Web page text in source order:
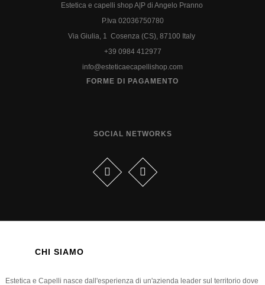
Estetica e capelli shop A|P di Angelo Pranno
P.Iva 02036750780
Via Giulia, 1 Cosenza (CS), 87100 Italy
+39 0984 412977
info@esteticaecapellishop.com
FORME DI PAGAMENTO
SOCIAL NETWORKS
CHI SIAMO
Estetica e Capelli nasce dall'esperienza di un'azienda leader sul territorio dove